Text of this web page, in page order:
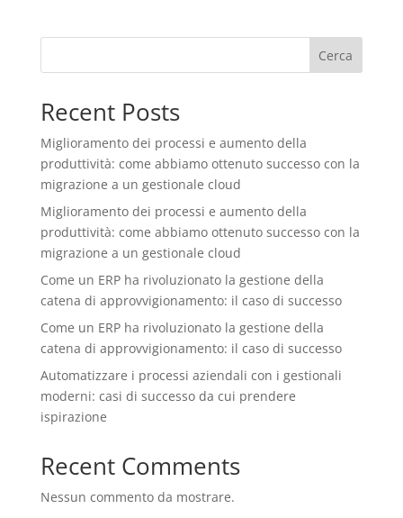
Cerca
Recent Posts
Miglioramento dei processi e aumento della
produttività: come abbiamo ottenuto successo con la
migrazione a un gestionale cloud
Miglioramento dei processi e aumento della
produttività: come abbiamo ottenuto successo con la
migrazione a un gestionale cloud
Come un ERP ha rivoluzionato la gestione della
catena di approvvigionamento: il caso di successo
Come un ERP ha rivoluzionato la gestione della
catena di approvvigionamento: il caso di successo
Automatizzare i processi aziendali con i gestionali
moderni: casi di successo da cui prendere
ispirazione
Recent Comments
Nessun commento da mostrare.